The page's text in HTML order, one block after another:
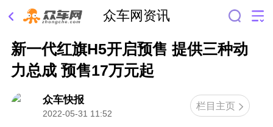
众车网资讯
新一代红旗H5开启预售 提供三种动
力总成 预售17万元起
众车快报
2022-05-31 11:52
栏目主页